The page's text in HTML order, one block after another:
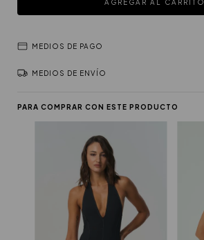
MEDIOS DE PAGO
MEDIOS DE ENVÍO
PARA COMPRAR CON ESTE PRODUCTO